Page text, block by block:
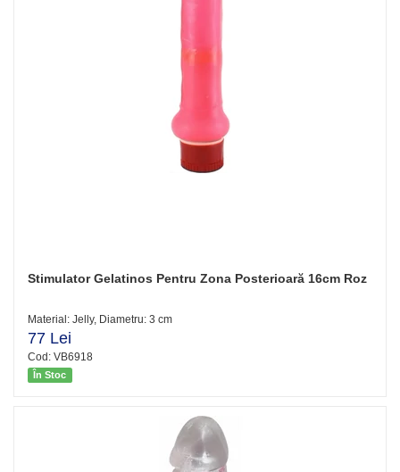
Stimulator Gelatinos Pentru Zona Posterioară 16cm Roz
Material: Jelly, Diametru: 3 cm
77 Lei
Cod: VB6918
În Stoc